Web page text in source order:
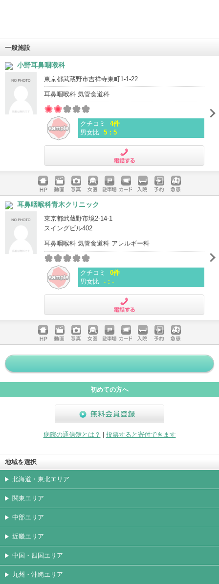
一般施設
小野耳鼻咽喉科
東京都武蔵野市吉祥寺東町1-1-22
耳鼻咽喉科 気管食道科
クチコミ
4件
男女比 5：5
ホームペ
ージ
動画 写真 女医 駐車場
クレジッ
入院 予約 急患
耳鼻咽喉科青木クリニック
東京都武蔵野市境2-14-1
スイングビル402
耳鼻咽喉科 気管食道科 アレルギー科
クチコミ
0件
男女比 -：-
ホームペ
ージ
動画 写真 女医 駐車場
クレジッ
トカード
入院 予約 急患
初めての方へ
病院の通信簿とは？
投票すると寄付できます
地域を選択
北海道・東北エリア
関東エリア
中部エリア
近畿エリア
中国・四国エリア
九州・沖縄エリア